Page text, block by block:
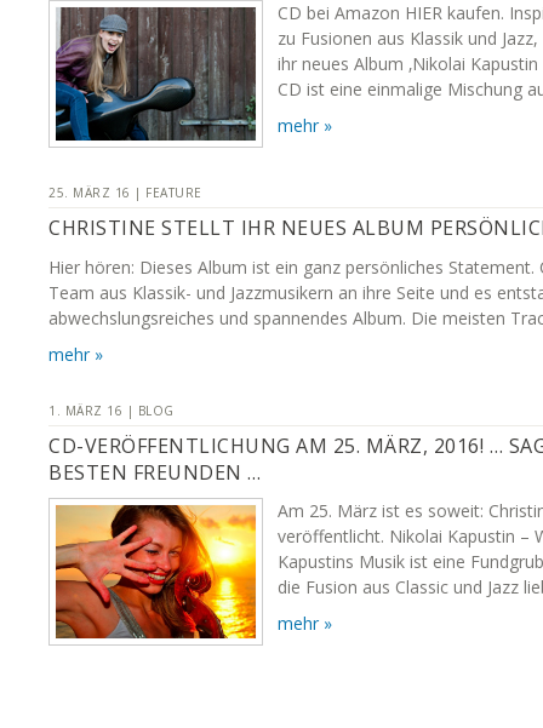
CD bei Amazon HIER kaufen.
zu Fusionen aus Klassik und
ihr neues Album ‚Nikolai
CD ist eine einmalige Mischung
mehr »
25. MÄRZ 16 | FEATURE
CHRISTINE STELLT IHR NEUES ALBUM
Hier hören: Dieses Album ist ein ganz persönliches Statement.
Team aus Klassik- und Jazzmusikern an ihre Seite und es
abwechslungsreiches und spannendes Album. Die meisten
mehr »
1. MÄRZ 16 | BLOG
CD-VERÖFFENTLICHUNG AM 25. MÄRZ, 2016! …
BESTEN FREUNDEN …
Am 25. März ist es soweit:
veröffentlicht. Nikolai Kapustin –
Kapustins Musik ist eine
die Fusion aus Classic und Jazz
mehr »